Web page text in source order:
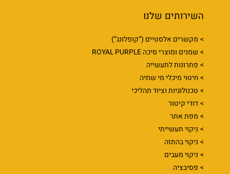
השירותים שלנו
מקשרים אלסטיים (“קופלונג”)
שמנים ומוצרי סיכה ROYAL PURPLE
פתרונות לתעשייה
חיטוי מיכלי מי שתיה
טכנולוגיות וציוד תהליכי
דודי קיטור
מפת אתר
ניקוי תעשייתי
ניקוי בהתזה
ניקוי מעבים
פסיבציה